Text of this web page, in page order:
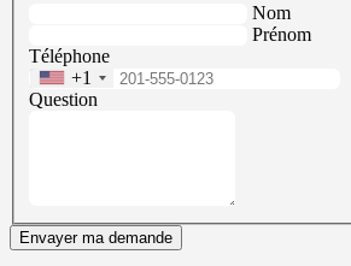
Nom
Prénom
Téléphone
+1
Question
Envayer ma demande